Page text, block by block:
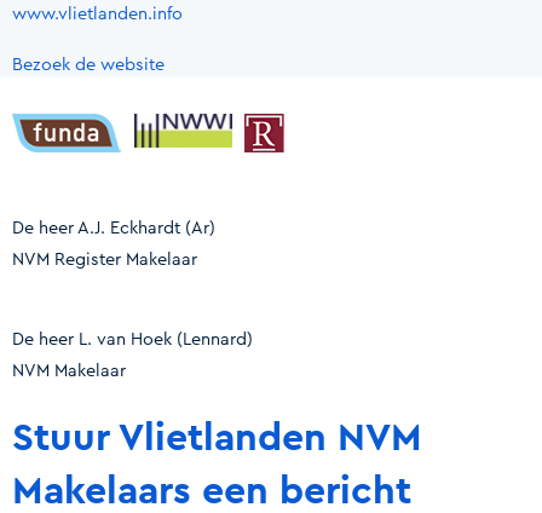
www.vlietlanden.info
Bezoek de website
De heer A.J. Eckhardt (Ar)
NVM Register Makelaar
De heer L. van Hoek (Lennard)
NVM Makelaar
Stuur Vlietlanden NVM
Makelaars een bericht